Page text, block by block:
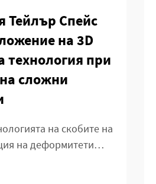
Тейлър Спейс
на 3D
технология при
сложни
на скобите на
на деформитети